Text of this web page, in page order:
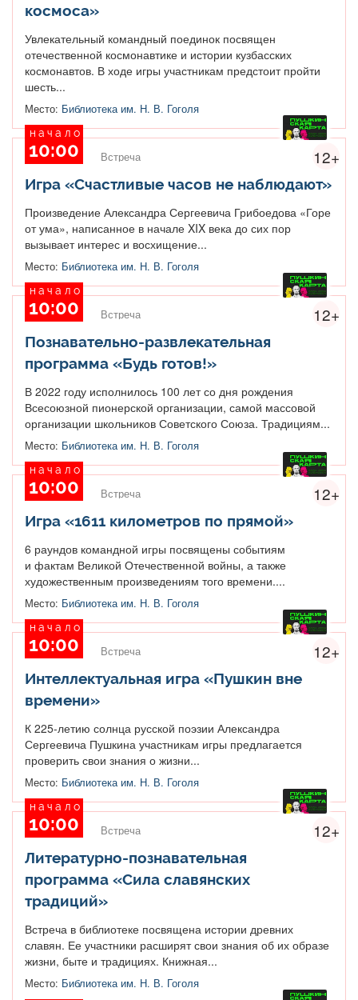
космоса»
Увлекательный командный поединок посвящен
отечественной космонавтике и истории кузбасских
космонавтов. В ходе игры участникам предстоит пройти
шесть...
Место: Библиотека им. Н. В. Гоголя
12+
начало
10:00 Встреча
Игра «Счастливые часов не наблюдают»
Произведение Александра Сергеевича Грибоедова «Горе
от ума», написанное в начале XIX века до сих пор
вызывает интерес и восхищение...
Место: Библиотека им. Н. В. Гоголя
12+
начало
10:00 Встреча
Познавательно-развлекательная
программа «Будь готов!»
В 2022 году исполнилось 100 лет со дня рождения
Всесоюзной пионерской организации, самой массовой
организации школьников Советского Союза. Традициям...
Место: Библиотека им. Н. В. Гоголя
12+
начало
10:00 Встреча
Игра «1611 километров по прямой»
6 раундов командной игры посвящены событиям
и фактам Великой Отечественной войны, а также
художественным произведениям того времени....
Место: Библиотека им. Н. В. Гоголя
12+
начало
10:00 Встреча
Интеллектуальная игра «Пушкин вне
времени»
К 225-летию солнца русской поэзии Александра
Сергеевича Пушкина участникам игры предлагается
проверить свои знания о жизни...
Место: Библиотека им. Н. В. Гоголя
12+
начало
10:00 Встреча
Литературно-познавательная
программа «Сила славянских
традиций»
Встреча в библиотеке посвящена истории древних
славян. Ее участники расширят свои знания об их образе
жизни, быте и традициях. Книжная...
Место: Библиотека им. Н. В. Гоголя